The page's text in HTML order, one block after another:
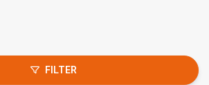
FILTER